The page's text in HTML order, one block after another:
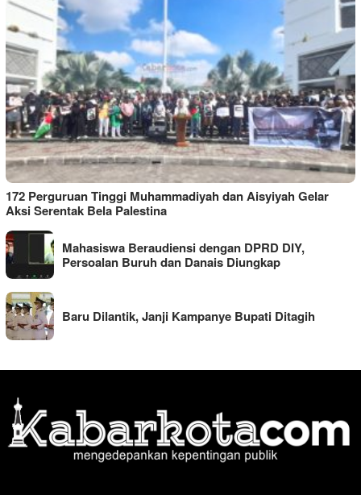
172 Perguruan Tinggi Muhammadiyah dan Aisyiyah Gelar
Aksi Serentak Bela Palestina
Mahasiswa Beraudiensi dengan DPRD DIY,
Persoalan Buruh dan Danais Diungkap
Baru Dilantik, Janji Kampanye Bupati Ditagih